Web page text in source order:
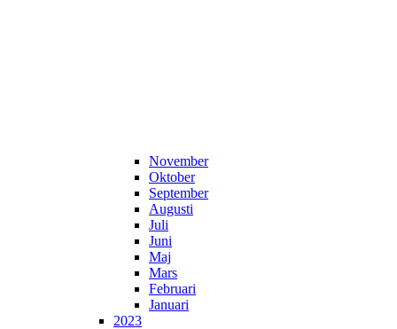
November
Oktober
September
Augusti
Juli
Juni
Maj
Mars
Februari
Januari
2023